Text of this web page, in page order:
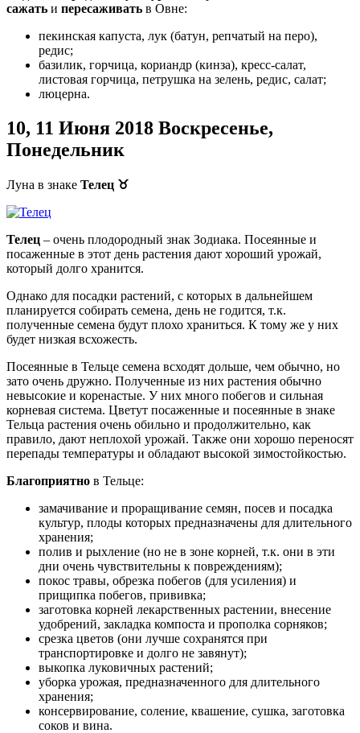
сажать и пересаживать в Овне:
пекинская капуста, лук (батун, репчатый на перо),
редис;
базилик, горчица, кориандр (кинза), кресс-салат,
листовая горчица, петрушка на зелень, редис, салат;
люцерна.
10, 11 Июня 2018 Воскресенье,
Понедельник
Луна в знаке Телец ♉
Телец – очень плодородный знак Зодиака. Посеянные и
посаженные в этот день растения дают хороший урожай,
который долго хранится.
Однако для посадки растений, с которых в дальнейшем
планируется собирать семена, день не годится, т.к.
полученные семена будут плохо храниться. К тому же у них
будет низкая всхожесть.
Посеянные в Тельце семена всходят дольше, чем обычно, но
зато очень дружно. Полученные из них растения обычно
невысокие и коренастые. У них много побегов и сильная
корневая система. Цветут посаженные и посеянные в знаке
Тельца растения очень обильно и продолжительно, как
правило, дают неплохой урожай. Также они хорошо переносят
перепады температуры и обладают высокой зимостойкостью.
Благоприятно в Тельце:
замачивание и проращивание семян, посев и посадка
культур, плоды которых предназначены для длительного
хранения;
полив и рыхление (но не в зоне корней, т.к. они в эти
дни очень чувствительны к повреждениям);
покос травы, обрезка побегов (для усиления) и
прищипка побегов, прививка;
заготовка корней лекарственных растении, внесение
удобрений, закладка компоста и прополка сорняков;
срезка цветов (они лучше сохранятся при
транспортировке и долго не завянут);
выкопка луковичных растений;
уборка урожая, предназначенного для длительного
хранения;
консервирование, соление, квашение, сушка, заготовка
соков и вина.